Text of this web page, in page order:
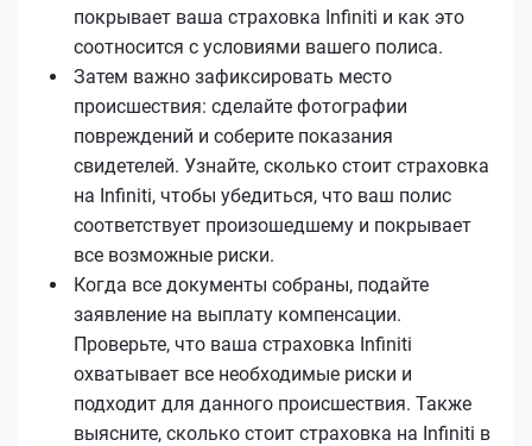
покрывает ваша страховка Infiniti и как это
соотносится с условиями вашего полиса.
Затем важно зафиксировать место
происшествия: сделайте фотографии
повреждений и соберите показания
свидетелей. Узнайте, сколько стоит страховка
на Infiniti, чтобы убедиться, что ваш полис
соответствует произошедшему и покрывает
все возможные риски.
Когда все документы собраны, подайте
заявление на выплату компенсации.
Проверьте, что ваша страховка Infiniti
охватывает все необходимые риски и
подходит для данного происшествия. Также
выясните, сколько стоит страховка на Infiniti в